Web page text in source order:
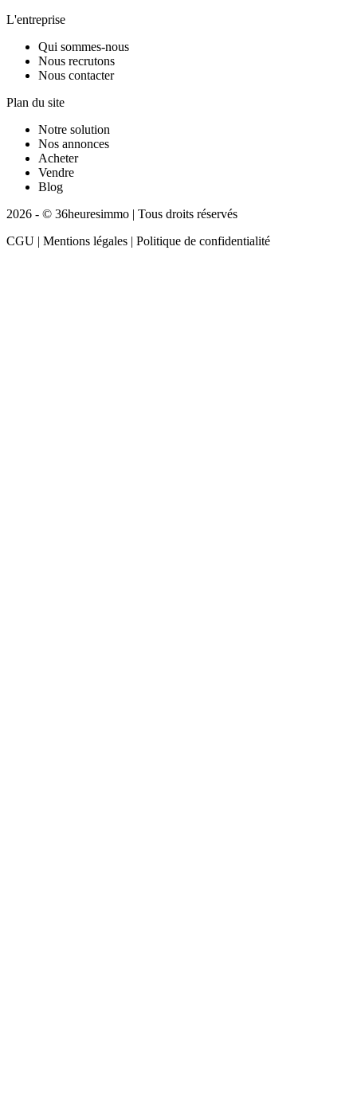
L'entreprise
Qui sommes-nous
Nous recrutons
Nous contacter
Plan du site
Notre solution
Nos annonces
Acheter
Vendre
Blog
2026 - © 36heuresimmo | Tous droits réservés
CGU | Mentions légales | Politique de confidentialité